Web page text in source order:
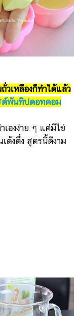
วเหลืองก็ทำได้แล้ว
ต์พันทิปดอทคอม
องง่าย ๆ แค่มีไข่
ด้งดึ๋ง สูตรนี้ดีงาม